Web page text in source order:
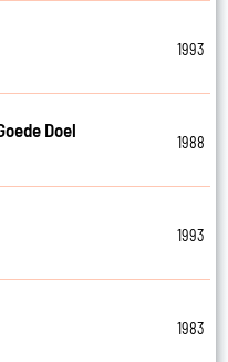
1993
Doel
1988
1993
1983